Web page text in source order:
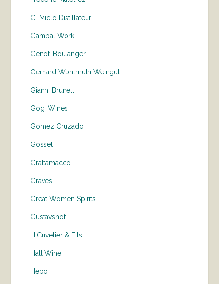
G. Miclo Distillateur
Gambal Work
Génot-Boulanger
Gerhard Wohlmuth Weingut
Gianni Brunelli
Gogi Wines
Gomez Cruzado
Gosset
Grattamacco
Graves
Great Women Spirits
Gustavshof
H.Cuvelier & Fils
Hall Wine
Hebo